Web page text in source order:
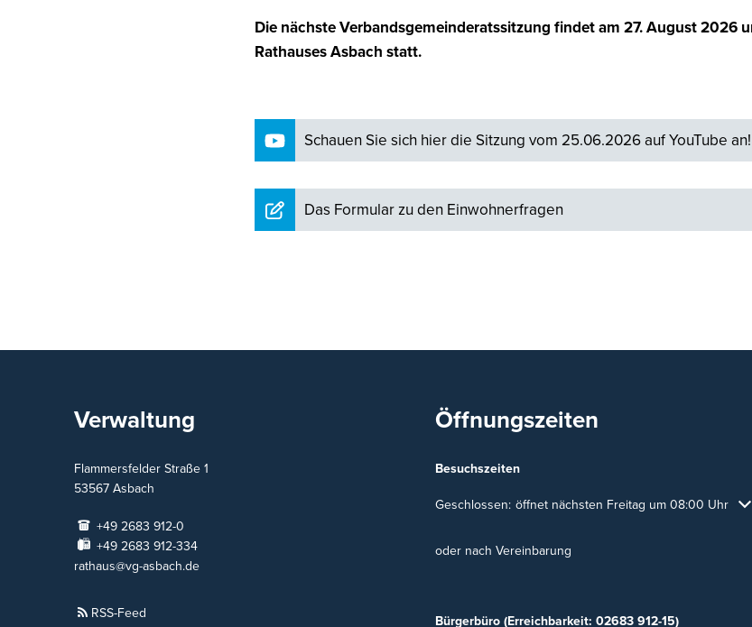
Die nächste Verbandsgemeinderatssitzung findet am 27. August 2026
Rathauses Asbach statt.
Schauen Sie sich hier die Sitzung vom 25.06.2026 auf YouTube an!
Das Formular zu den Einwohnerfragen
Verwaltung
Flammersfelder Straße 1
53567 Asbach
+49 2683 912-0
+49 2683 912-334
rathaus@vg-asbach.de
RSS-Feed
Öffnungszeiten
Besuchszeiten
Klicken, um weitere Öffnungs- oder Schließzeiten
Geschlossen: öffnet nächsten Freitag um 08:00 Uhr
oder nach Vereinbarung
Bürgerbüro (Erreichbarkeit: 02683 912-15)